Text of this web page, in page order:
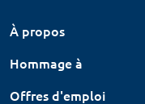
À propos
Hommage à
Offres d'emploi